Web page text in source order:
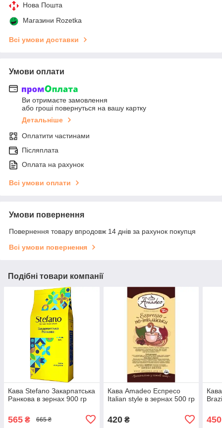
Нова Пошта
Магазини Rozetka
Всі умови доставки
Умови оплати
Ви отримаєте замовлення
або гроші повернуться на вашу картку
Детальніше
Оплатити частинами
Післяплата
Оплата на рахунок
Всі умови оплати
Умови повернення
Повернення товару впродовж 14 днів за рахунок покупця
Всі умови повернення
Подібні товари компанії
Кава Stefano Закарпатська
Ранкова в зернах 900 гр
565 ₴ 665 ₴
Кава Amadeo Еспресо
Italian style в зернах 500 гр
420₴ 450